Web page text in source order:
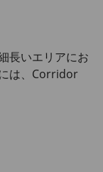
長いエリアにお
は、Corridor